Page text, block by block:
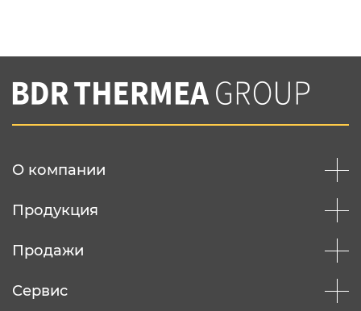
Вы соглашаетесь с нашей политикой
конфеденциальности
О компании
Продукция
Продажи
Сервис